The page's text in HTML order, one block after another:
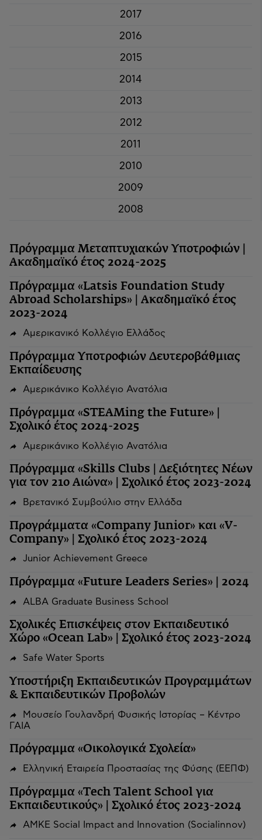
2017
2016
2015
2014
2013
2012
2011
2010
2009
2008
Πρόγραμμα Μεταπτυχιακών Υποτροφιών |
Ακαδημαϊκό έτος 2024-2025
Πρόγραμμα «Latsis Foundation Study
Abroad Scholarships» | Ακαδημαϊκό έτος
2023-2024
Αμερικανικό Κολλέγιο Ελλάδος
Πρόγραμμα Υποτροφιών Δευτεροβάθμιας
Εκπαίδευσης
Αμερικάνικο Κολλέγιο Ανατόλια
Πρόγραμμα «STEAMing the Future» |
Σχολικό έτος 2024-2025
Αμερικάνικο Κολλέγιο Ανατόλια
Πρόγραμμα «Skills Clubs | Δεξιότητες Νέων
για τον 21ο Αιώνα» | Σχολικό έτος 2023-2024
Βρετανικό Συμβούλιο στην Ελλάδα
Προγράμματα «Company Junior» και «V-
Company» | Σχολικό έτος 2023-2024
Junior Achievement Greece
Πρόγραμμα «Future Leaders Series» | 2024
ALBA Graduate Business School
Σχολικές Επισκέψεις στον Εκπαιδευτικό
Χώρο «Ocean Lab» | Σχολικό έτος 2023-2024
Safe Water Sports
Υποστήριξη Εκπαιδευτικών Προγραμμάτων
& Εκπαιδευτικών Προβολών
Μουσείο Γουλανδρή Φυσικής Ιστορίας – Κέντρο
ΓΑΙΑ
Πρόγραμμα «Οικολογικά Σχολεία»
Ελληνική Εταιρεία Προστασίας της Φύσης (ΕΕΠΦ)
Πρόγραμμα «Tech Talent School για
Εκπαιδευτικούς» | Σχολικό έτος 2023-2024
ΑΜΚΕ Social Impact and Innovation (Socialinnov)